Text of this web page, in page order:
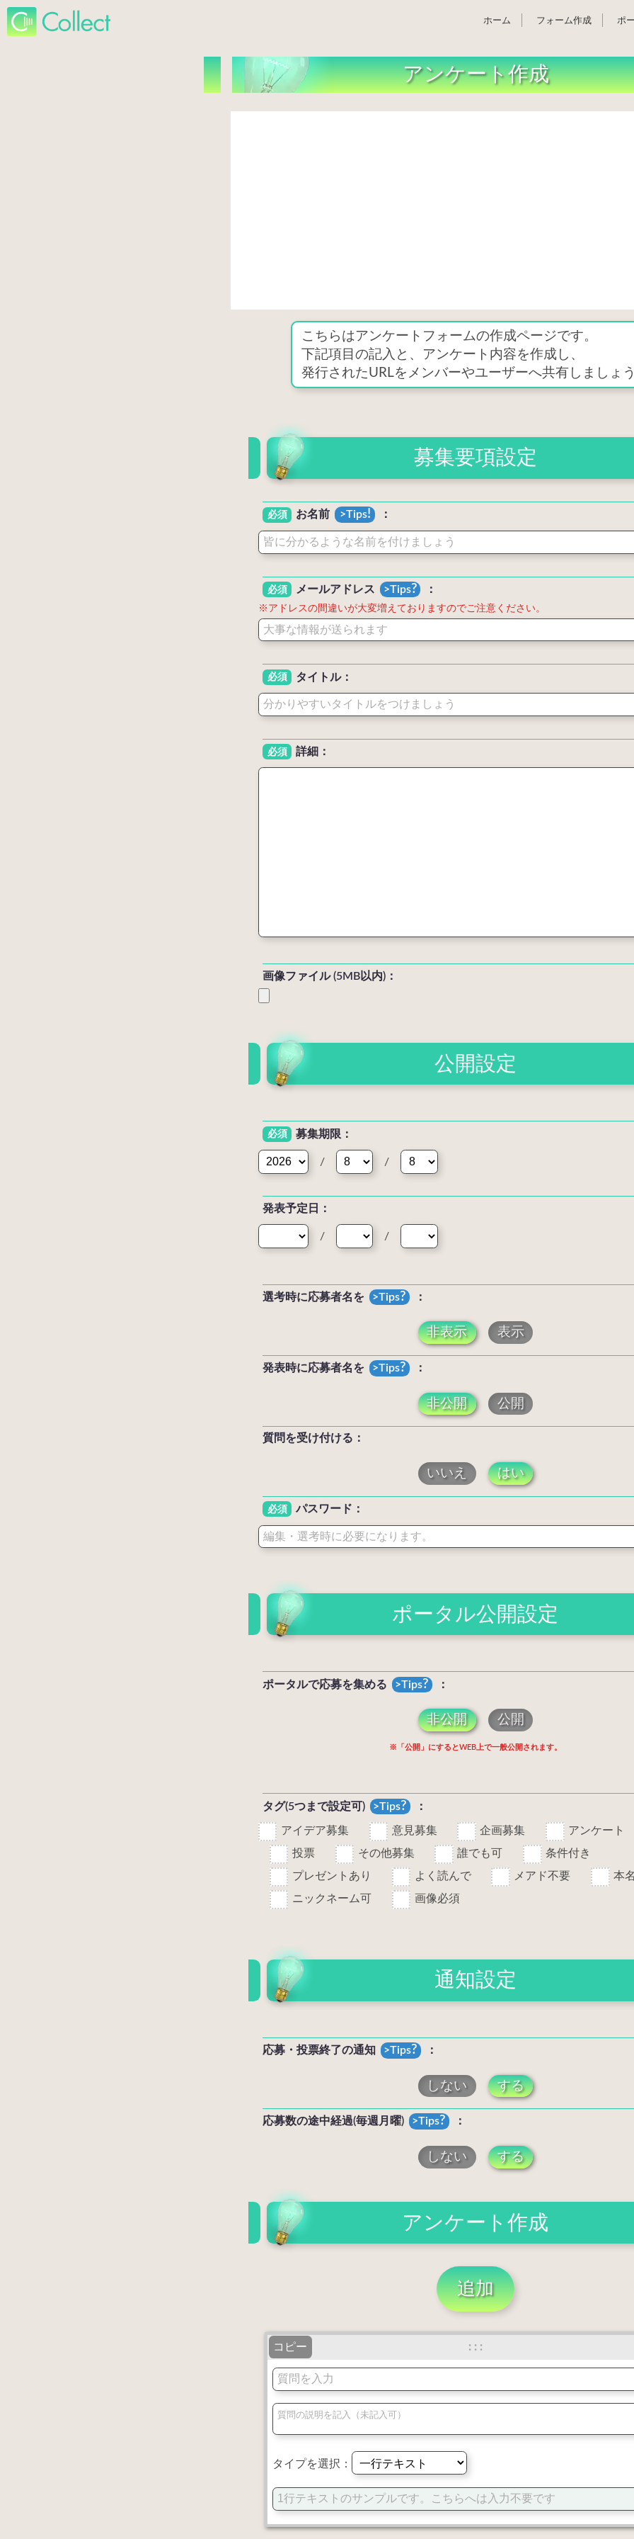
ホーム フォーム作成 ポ
アンケート作成
こちらはアンケートフォームの作成ページです。
下記項目の記入と、アンケート内容を作成し、
発行されたURLをメンバーやユーザーへ共有しましょ
募集要項設定
必須 お名前 ! ：
必須 メールアドレス ? ：
※アドレスの間違いが大変増えておりますのでご注意ください。
必須 タイトル：
必須 詳細：
画像ファイル (5MB以内)：
公開設定
必須 募集期限：
/ /
発表予定日：
/ /
選考時に応募者名を ? ：
非表示 表示
発表時に応募者名を ? ：
非公開 公開
質問を受け付ける：
いいえ はい
必須 パスワード：
ポータル公開設定
ポータルで応募を集める ? ：
非公開 公開
※「公開」にするとWEB上で一般公開されます。
タグ(5つまで設定可) ? ：
アイデア募集 意見募集 企画募集
アンケート
投票
その他募集 誰でも可
条件付き
プレゼントあり
よく読んで メアド不要
本
ニックネーム可
画像必須
通知設定
応募・投票終了の通知 ? ：
しない する
応募数の途中経過(毎週月曜) ? ：
しない する
アンケート作成
追加
: : :
コピー
タイプを選択：